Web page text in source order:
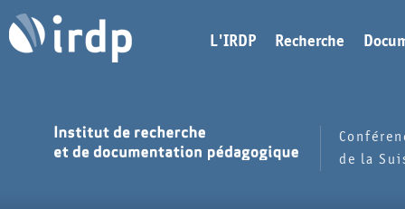
L'IRDP Recherche
de la